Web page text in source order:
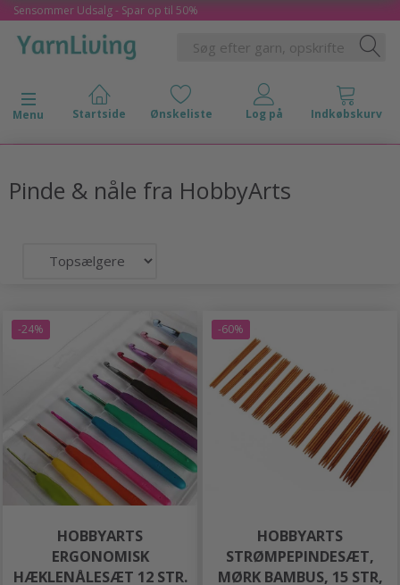
Sensommer Udsalg - Spar op til 50%
Skifte navigation
Menu
Pinde & nåle fra HobbyArts
-24%
HOBBYARTS
ERGONOMISK
HÆKLENÅLESÆT 12 STR.
-60%
HOBBYARTS
STRØMPEPINDESÆT,
MØRK BAMBUS, 15 STR,